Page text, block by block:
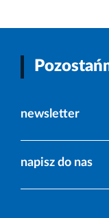
newsletter
napisz do nas